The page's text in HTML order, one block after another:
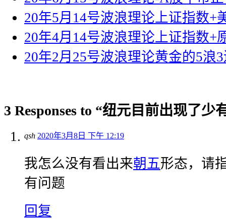
20年5月14号波浪理论上证指数+
20年4月14号波浪理论上证指数+
20年2月25号波浪理论黄金的5浪
3 Responses to “纽元目前出现了少
qsh 2020年3月8日 下午 12:19
我怎么没有看出来朝五形态，请
有问题
回复